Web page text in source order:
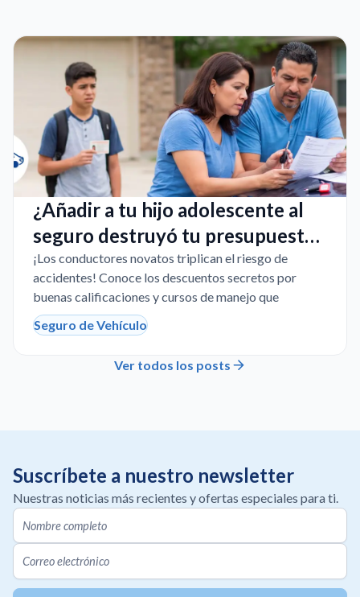
¿Añadir a tu hijo adolescente al
seguro destruyó tu presupuesto
en Texas?
¡Los conductores novatos triplican el riesgo de
accidentes! Conoce los descuentos secretos por
buenas calificaciones y cursos de manejo que
Seguro de Vehículo
Ver todos los posts
Suscríbete a nuestro newsletter
Nuestras noticias más recientes y ofertas especiales para ti.